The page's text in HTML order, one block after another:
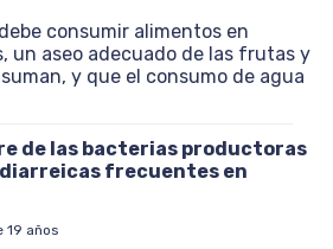
consumir alimentos en
un aseo adecuado de las frutas y
y que el consumo de agua
de las bacterias productoras
frecuentes en
19 años